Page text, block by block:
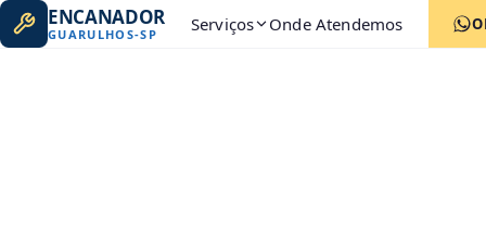
ENCANADOR
GUARULHOS-SP Serviços Onde Atendemos